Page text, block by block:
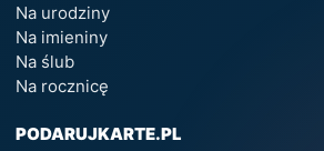
Na urodziny
Na imieniny
Na ślub
Na rocznicę
PODARUJKARTE.PL